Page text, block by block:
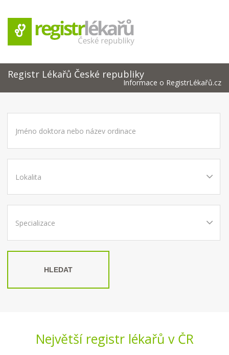
Registr Lékařů České republiky
Informace o RegistrLékařů.cz
HLEDAT
Největší registr lékařů v ČR